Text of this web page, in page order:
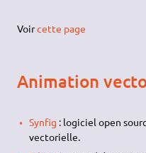
Voircette page
Animation
Synfig : logiciel open
vectorielle.